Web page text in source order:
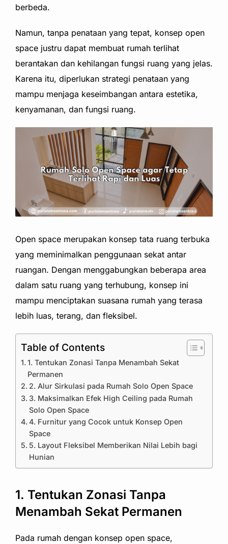
berbeda.
Namun, tanpa penataan yang tepat, konsep open
space justru dapat membuat rumah terlihat
berantakan dan kehilangan fungsi ruang yang jelas.
Karena itu, diperlukan strategi penataan yang
mampu menjaga keseimbangan antara estetika,
kenyamanan, dan fungsi ruang.
Open space merupakan konsep tata ruang terbuka
yang meminimalkan penggunaan sekat antar
ruangan. Dengan menggabungkan beberapa area
dalam satu ruang yang terhubung, konsep ini
mampu menciptakan suasana rumah yang terasa
lebih luas, terang, dan fleksibel.
Table of Contents
1. Tentukan Zonasi Tanpa Menambah Sekat
Permanen
2. Alur Sirkulasi pada Rumah Solo Open Space
3. Maksimalkan Efek High Ceiling pada Rumah
Solo Open Space
4. Furnitur yang Cocok untuk Konsep Open
Space
5. Layout Fleksibel Memberikan Nilai Lebih bagi
Hunian
1. Tentukan Zonasi Tanpa
Menambah Sekat Permanen
Pada rumah dengan konsep open space,